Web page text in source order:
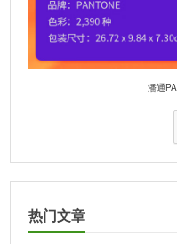
潘通
热门文章